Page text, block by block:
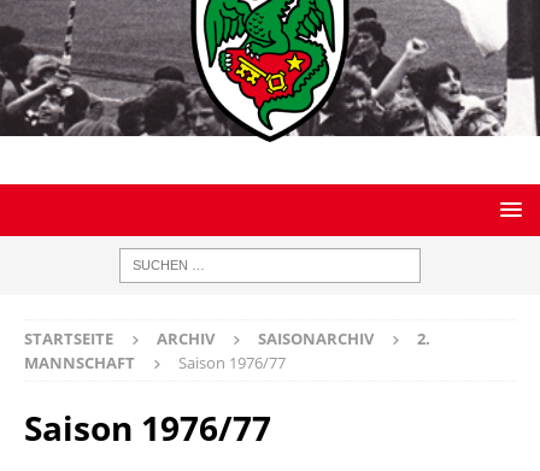
STARTSEITE ARCHIV SAISONARCHIV
2.
MANNSCHAFT
Saison 1976/77
Saison 1976/77